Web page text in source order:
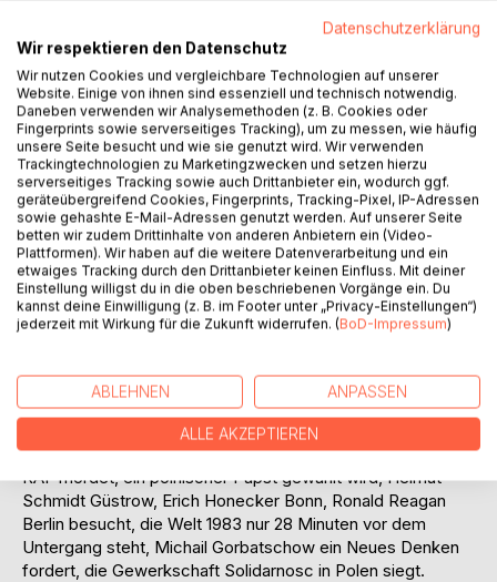
Der vorliegende Band beginnt im Jahr 1971 mit dem Eintritt
des Protagonisten als junger Assistent in ein Leipziger
Universitätsinstitut und endet am 9. Oktober 1989, dem Tag
der großen Leipziger Montagsdemonstration, die das Ende
der DDR einläutet.
Der Leser erhält Innenansichten einer sozialistischen
Hochschule, erlebt mit Lukas den akademischen
Arbeitsalltag, das Wirken gesellschaftlicher Organisationen
und der Partei. Er folgt ihm durch den DDR-Alltag und
erfährt, wie die Bewohner des Landes Diktatur und
Mangelwirtschaft bestehen, trotz allem ihr richtiges Leben
im falschen organisieren und sich am Ende in der
Friedlichen Revolution befreien.
Parallel zum individuellen Erleben beschreibt der Erzähler
großen weltpolitischen Ereignisse und ihren Einfluss auf
sein Denken und Fühlen. Neben vielem anderen ist der
Leser dabei als das MfS einen Bundeskanzler vor der
Abwahl rettet, Erich Honecker Walter Ulbricht stürzt, die
RAF mordet, ein polnischer Papst gewählt wird, Helmut
Schmidt Güstrow, Erich Honecker Bonn, Ronald Reagan
Berlin besucht, die Welt 1983 nur 28 Minuten vor dem
Untergang steht, Michail Gorbatschow ein Neues Denken
fordert, die Gewerkschaft Solidarnosc in Polen siegt.
Datenschutzerklärung
Wir respektieren den Datenschutz
Wir nutzen Cookies und vergleichbare Technologien auf unserer
Website. Einige von ihnen sind essenziell und technisch notwendig.
Daneben verwenden wir Analysemethoden (z. B. Cookies oder
Fingerprints sowie serverseitiges Tracking), um zu messen, wie häufig
unsere Seite besucht und wie sie genutzt wird. Wir verwenden
Trackingtechnologien zu Marketingzwecken und setzen hierzu
serverseitiges Tracking sowie auch Drittanbieter ein, wodurch ggf.
geräteübergreifend Cookies, Fingerprints, Tracking-Pixel, IP-Adressen
sowie gehashte E-Mail-Adressen genutzt werden. Auf unserer Seite
betten wir zudem Drittinhalte von anderen Anbietern ein (Video-
Plattformen). Wir haben auf die weitere Datenverarbeitung und ein
etwaiges Tracking durch den Drittanbieter keinen Einfluss. Mit deiner
Einstellung willigst du in die oben beschriebenen Vorgänge ein. Du
kannst deine Einwilligung (z. B. im Footer unter „Privacy-Einstellungen“)
jederzeit mit Wirkung für die Zukunft widerrufen. (BoD-Impressum)
ABLEHNEN ANPASSEN
ALLE AKZEPTIEREN